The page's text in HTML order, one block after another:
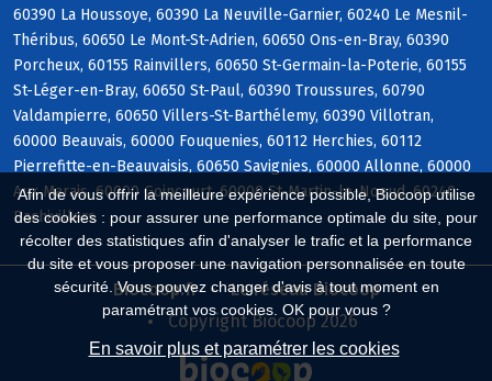
Afin de vous offrir la meilleure expérience possible, Biocoop utilise
des cookies : pour assurer une performance optimale du site, pour
récolter des statistiques afin d'analyser le trafic et la performance
du site et vous proposer une navigation personnalisée en toute
sécurité. Vous pouvez changer d'avis à tout moment en
paramétrant vos cookies. OK pour vous ?
En savoir plus et paramétrer les cookies
60390 La Houssoye, 60390 La Neuville-Garnier, 60240 Le Mesnil-
Théribus, 60650 Le Mont-St-Adrien, 60650 Ons-en-Bray, 60390
Porcheux, 60155 Rainvillers, 60650 St-Germain-la-Poterie, 60155
St-Léger-en-Bray, 60650 St-Paul, 60390 Troussures, 60790
Valdampierre, 60650 Villers-St-Barthélemy, 60390 Villotran,
60000 Beauvais, 60000 Fouquenies, 60112 Herchies, 60112
Pierrefitte-en-Beauvaisis, 60650 Savignies, 60000 Allonne, 60000
Aux Marais, 60000 Goincourt, 60000 St-Martin-le-Noeud, 60240
Bachivillers
Biocoop.fr
Le réseau Biocoop
Copyright Biocoop 2026